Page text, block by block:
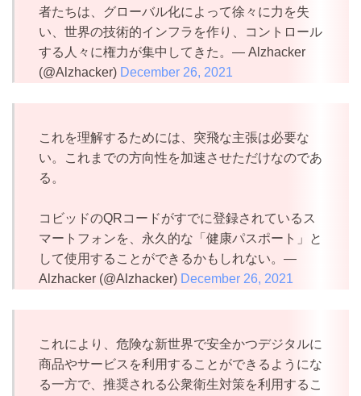
者たちは、グローバル化によって徐々に力を失
い、世界の技術的インフラを作り、コントロール
する人々に権力が集中してきた。— Alzhacker
(@Alzhacker) December 26, 2021
これを理解するためには、突飛な主張は必要な
い。これまでの方向性を加速させただけなのであ
る。
コビッドのQRコードがすでに登録されているス
マートフォンを、永久的な「健康パスポート」と
して使用することができるかもしれない。—
Alzhacker (@Alzhacker) December 26, 2021
これにより、危険な新世界で安全かつデジタルに
商品やサービスを利用することができるようにな
る一方で、推奨される公衆衛生対策を利用するこ